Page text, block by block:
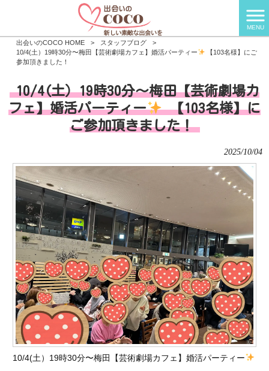
MENU
出会いのCOCO HOME > スタッフブログ
>
10/4(土）19時30分〜梅田【芸術劇場カフェ】婚活パーティー
【103名様】にご
参加頂きました！
10/4(土）19時30分〜梅田【芸術劇場カ
フェ】婚活パーティー
【103名様】に
ご参加頂きました！
2025/10/04
10/4(土）19時30分〜梅田【芸術劇場カフェ】婚活パーティー